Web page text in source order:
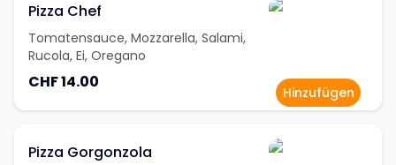
Pizza Chef
Tomatensauce, Mozzarella, Salami,
Rucola, Ei, Oregano
CHF 14.00
Hinzufügen
Pizza Gorgonzola